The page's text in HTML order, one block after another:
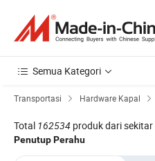
Semua Kategori
Transportasi Hardware Kapal
Total 162534 produk dari sekitar
Penutup Perahu